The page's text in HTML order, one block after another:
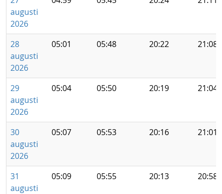
augusti
2026
28
augusti
2026
05:01 05:48 20:22 21:08
29
augusti
2026
05:04 05:50 20:19 21:04
30
augusti
2026
05:07 05:53 20:16 21:01
31
augusti
05:09 05:55 20:13 20:58